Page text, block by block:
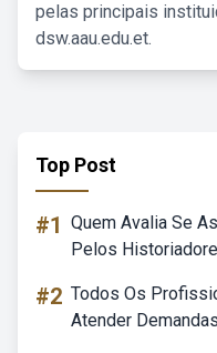
pelas principais
dsw.aau.edu.et.
Top Post
#1 Quem Avalia Se
Pelos
#2 Todos Os
Atender